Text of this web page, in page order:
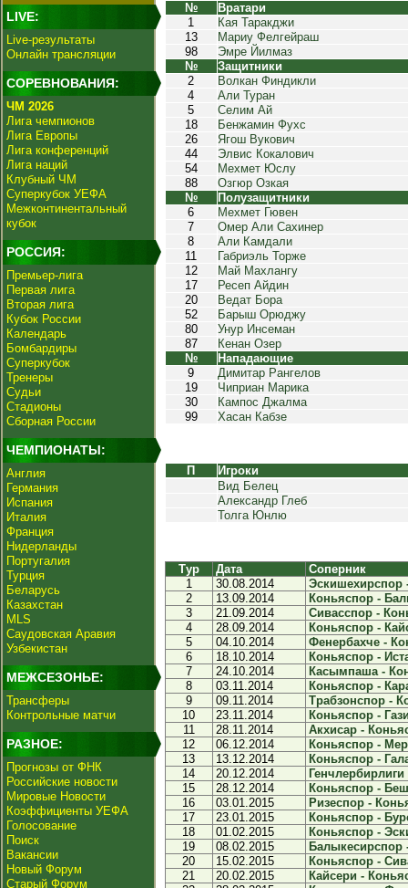
LIVE:
Live-результаты
Онлайн трансляции
СОРЕВНОВАНИЯ:
ЧМ 2026
Лига чемпионов
Лига Европы
Лига конференций
Лига наций
Клубный ЧМ
Суперкубок УЕФА
Межконтинентальный
кубок
РОССИЯ:
Премьер-лига
Первая лига
Вторая лига
Кубок России
Календарь
Бомбардиры
Суперкубок
Тренеры
Судьи
Стадионы
Сборная России
ЧЕМПИОНАТЫ:
Англия
Германия
Испания
Италия
Франция
Нидерланды
Португалия
Турция
Беларусь
Казахстан
MLS
Саудовская Аравия
Узбекистан
МЕЖСЕЗОНЬЕ:
Трансферы
Контрольные матчи
РАЗНОЕ:
Прогнозы от ФНК
Российские новости
Мировые Новости
Коэффициенты УЕФА
Голосование
Поиск
Вакансии
Новый Форум
Старый Форум
№
Вратари
1
Кая Таракджи
13
Мариу Фелгейраш
98
Эмре Йилмаз
№
Защитники
2
Волкан Финдикли
4
Али Туран
5
Селим Ай
18
Бенжамин Фухс
26
Ягош Вукович
44
Элвис Кокалович
54
Мехмет Юслу
88
Озгюр Озкая
№
Полузащитники
6
Мехмет Гювен
7
Омер Али Сахинер
8
Али Камдали
11
Габриэль Торже
12
Май Махлангу
17
Ресеп Айдин
20
Ведат Бора
52
Барыш Орюджу
80
Унур Инсеман
87
Кенан Озер
№
Нападающие
9
Димитар Рангелов
19
Чиприан Марика
30
Кампос Джалма
99
Хасан Кабзе
П
Игроки
Вид Белец
Александр Глеб
Толга Юнлю
Тур Дата
Соперник
1
30.08.2014
Эскишехирспор
2
13.09.2014
Коньяспор -
3
21.09.2014
Сивасспор -
4
28.09.2014
Коньяспор -
5
04.10.2014
Фенербахче -
6
18.10.2014
Коньяспор -
7
24.10.2014
Касымпаша -
8
03.11.2014
Коньяспор -
9
09.11.2014
Трабзонспор -
10
23.11.2014
Коньяспор -
11
28.11.2014
Акхисар -
12
06.12.2014
Коньяспор -
13
13.12.2014
Коньяспор -
14
20.12.2014
15
28.12.2014
Коньяспор -
16
03.01.2015
Ризеспор -
17
23.01.2015
Коньяспор -
18
01.02.2015
Коньяспор -
19
08.02.2015
Балыкесирспор
20
15.02.2015
Коньяспор -
21
20.02.2015
Кайсери -